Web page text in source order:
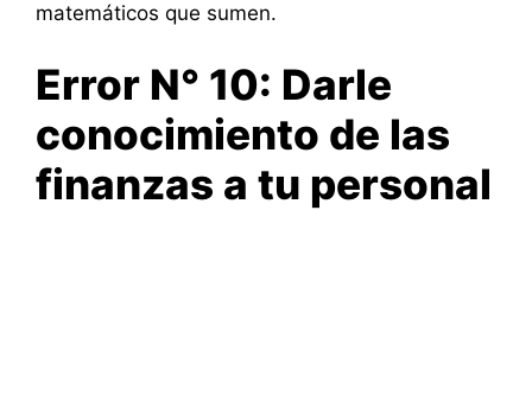
matemáticos que sumen.
Error N° 10: Darle
conocimiento de las
finanzas a tu personal